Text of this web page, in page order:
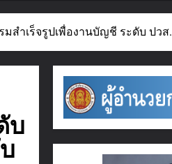
สำเร็จรูปเพื่องานบัญชี ระดับ ปวส.
บ